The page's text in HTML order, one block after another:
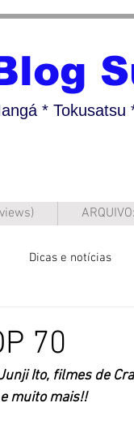
* Tokusatsu
Dicas e notícias
70
Ito, filmes de
muito mais!!